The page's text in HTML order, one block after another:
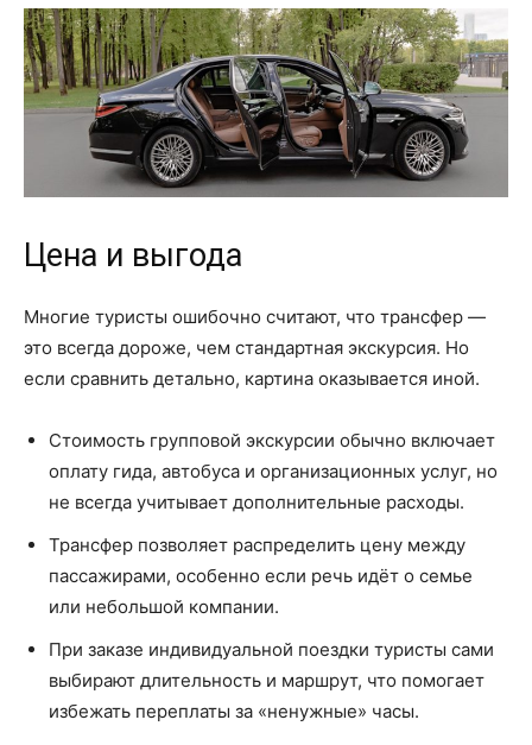
Цена и выгода
Многие туристы ошибочно считают, что трансфер —
это всегда дороже, чем стандартная экскурсия. Но
если сравнить детально, картина оказывается иной.
Стоимость групповой экскурсии обычно включает
оплату гида, автобуса и организационных услуг, но
не всегда учитывает дополнительные расходы.
Трансфер позволяет распределить цену между
пассажирами, особенно если речь идёт о семье
или небольшой компании.
При заказе индивидуальной поездки туристы сами
выбирают длительность и маршрут, что помогает
избежать переплаты за «ненужные» часы.